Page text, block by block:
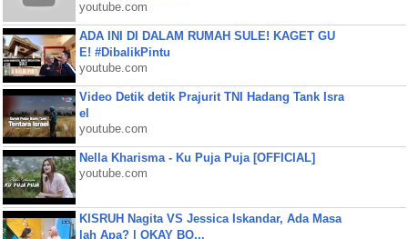
youtube.com
ADA INI DI DALAM RUMAH SULE! KAGET GU
E! #DibalikPintu
youtube.com
Video Detik detik Prajurit TNI Hadang Tank Isra
el
youtube.com
Nella Kharisma - Ku Puja Puja [OFFICIAL]
youtube.com
KISRUH Nagita VS Jessica Iskandar, Ada Masa
lah Apa? | OKAY BO...